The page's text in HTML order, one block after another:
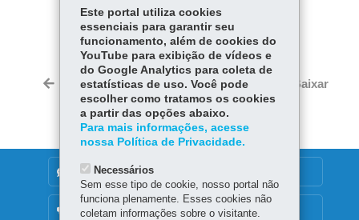
COMPARTILHE:
Fa
ce
bo
ok
Tw
itt
er
W
ha
ts
Ap
Voltar Início Imprimir Baixar
DENUNCIE CORRUPÇÃO
OUVIDORIA
Este portal utiliza cookies
essenciais para garantir seu
funcionamento, além de cookies do
YouTube para exibição de vídeos e
do Google Analytics para coleta de
estatísticas de uso. Você pode
escolher como tratamos os cookies
a partir das opções abaixo.
Para mais informações, acesse
nossa Política de Privacidade.
Necessários
Sem esse tipo de cookie, nosso portal não
funciona plenamente. Esses cookies não
coletam informações sobre o visitante.